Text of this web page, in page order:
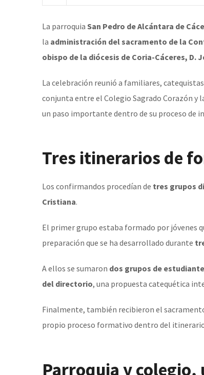
La parroquia San Pedro de Alcántara de
la administración del sacramento de la
obispo de la diócesis de Coria-Cáceres, D.
La celebración reunió a familiares,
conjunta entre el Colegio Sagrado Corazón y
un paso importante dentro de su proceso de
Tres itinerarios de
Los confirmandos procedían de tres grupos
Cristiana.
El primer grupo estaba formado por jóvenes
preparación que se ha desarrollado durante
A ellos se sumaron dos grupos de
del directorio, una propuesta catequética
Finalmente, también recibieron el
propio proceso formativo dentro del
Parroquia y